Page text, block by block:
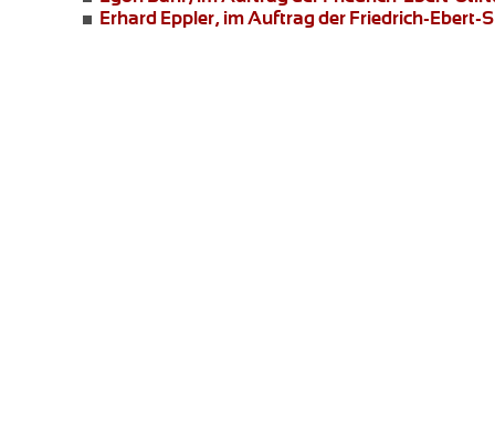
Erhard Eppler, im Auftrag der Friedrich-Ebert-